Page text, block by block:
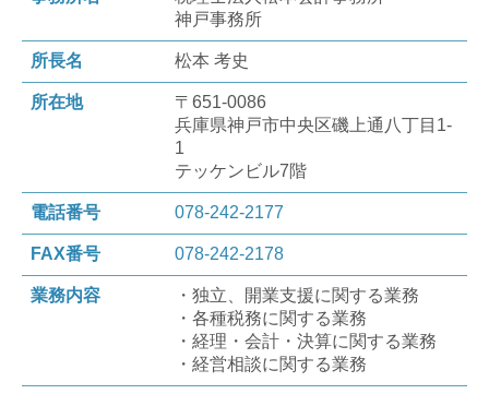
神戸事務所
所長名 松本 考史
所在地
〒651-0086
兵庫県神戸市中央区磯上通八丁目1-
1
テッケンビル7階
電話番号 078-242-2177
FAX番号 078-242-2178
業務内容
・独立、開業支援に関する業務
・各種税務に関する業務
・経理・会計・決算に関する業務
・経営相談に関する業務